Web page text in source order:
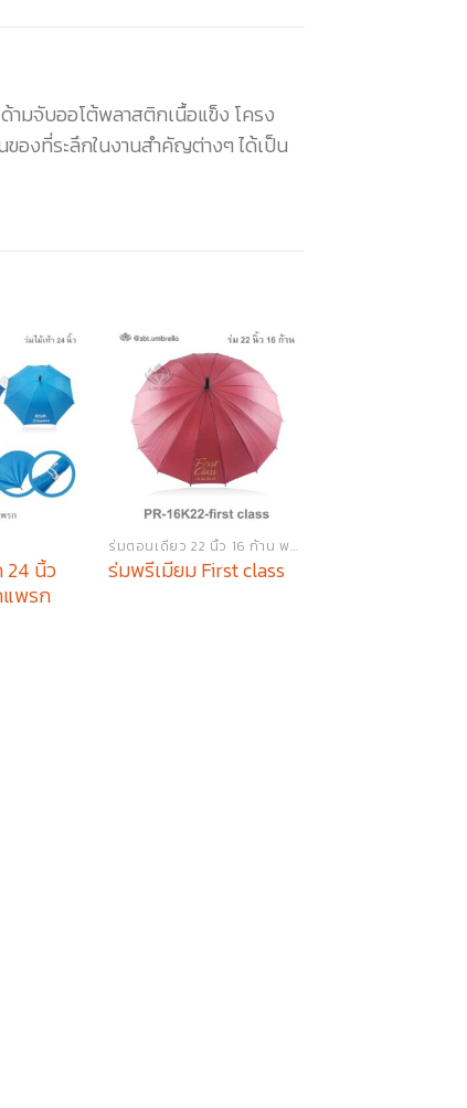
มจับออโต้พลาสติกเนื้อแข็ง โครง
องที่ระลึกในงานสำคัญต่างๆ ได้เป็น
24 นิ้ว
แพรก
ร่มตอนเดียว 22 นิ้ว 16 ก้าน พรีเมียม
ร่มพรีเมียม First class